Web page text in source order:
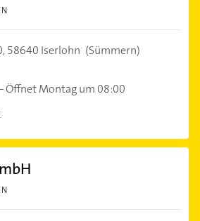
58640 Iserlohn (Sümmern)
Öffnet Montag um 08:00